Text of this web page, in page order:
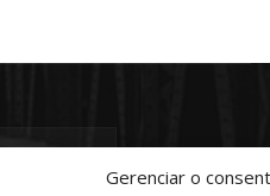
Gerenciar o